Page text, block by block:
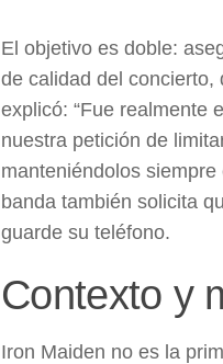
El objetivo es doble:
de calidad del concierto,
explicó: “Fue realmente
nuestra petición de
manteniéndolos
banda también solicita
guarde su teléfono.
Contexto y
Iron Maiden no es la